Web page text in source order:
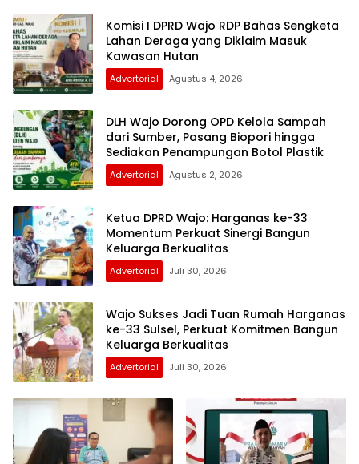
Komisi I DPRD Wajo RDP Bahas Sengketa
Lahan Deraga yang Diklaim Masuk
Kawasan Hutan
Advertorial Agustus 4, 2026
DLH Wajo Dorong OPD Kelola Sampah
dari Sumber, Pasang Biopori hingga
Sediakan Penampungan Botol Plastik
Advertorial Agustus 2, 2026
Ketua DPRD Wajo: Harganas ke-33
Momentum Perkuat Sinergi Bangun
Keluarga Berkualitas
Advertorial Juli 30, 2026
Wajo Sukses Jadi Tuan Rumah Harganas
ke-33 Sulsel, Perkuat Komitmen Bangun
Keluarga Berkualitas
Advertorial Juli 30, 2026